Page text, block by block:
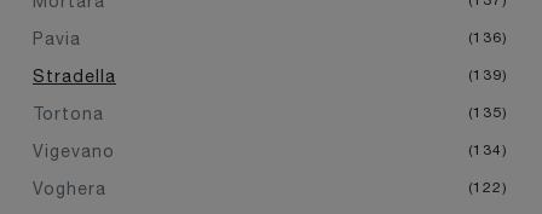
Pavia 136
Stradella 139
Tortona 135
Vigevano 134
Voghera 122